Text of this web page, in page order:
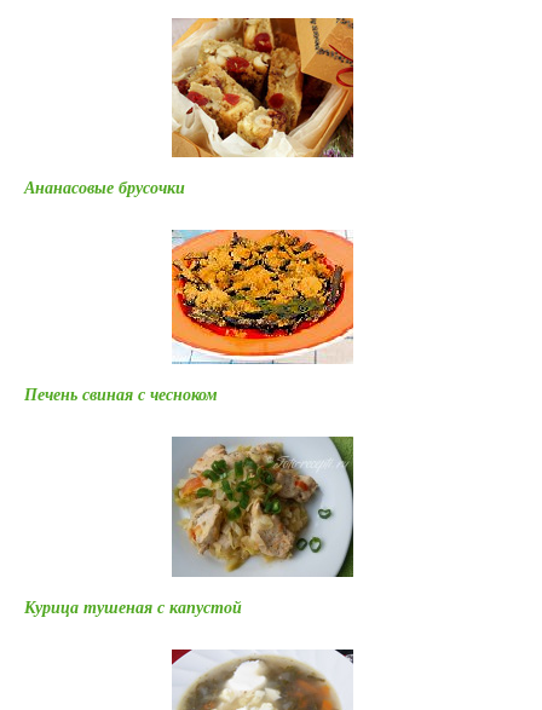
Ананасовые брусочки
Печень свиная с чесноком
Курица тушеная с капустой